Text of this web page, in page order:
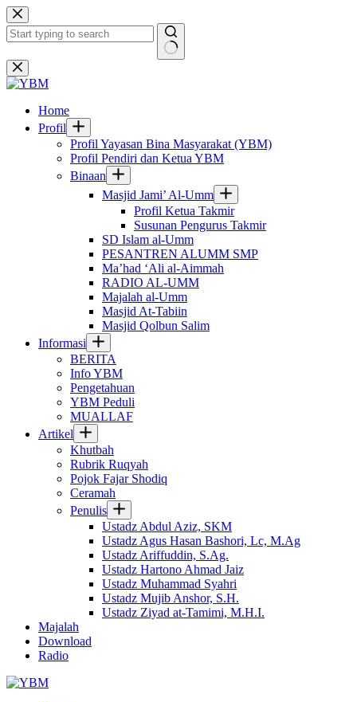
Skip
to
content
No
results
Home
Profil
Profil Yayasan Bina Masyarakat (YBM)
Profil Pendiri dan Ketua YBM
Binaan
Masjid Jami’ Al-Umm
Profil Ketua Takmir
Susunan Pengurus Takmir
SD Islam al-Umm
PESANTREN ALUMM SMP
Ma’had ‘Ali al-Aimmah
RADIO AL-UMM
Majalah al-Umm
Masjid At-Tabiin
Masjid Qolbun Salim
Informasi
BERITA
Info YBM
Pengetahuan
YBM Peduli
MUALLAF
Artikel
Khutbah
Rubrik Ruqyah
Pojok Fajar Shodiq
Ceramah
Penulis
Ustadz Abdul Aziz, SKM
Ustadz Agus Hasan Bashori, Lc, M.Ag
Ustadz Ariffuddin, S.Ag.
Ustadz Hartono Ahmad Jaiz
Ustadz Muhammad Syahri
Ustadz Mujib Anshor, S.H.
Ustadz Ziyad at-Tamimi, M.H.I.
Majalah
Download
Radio